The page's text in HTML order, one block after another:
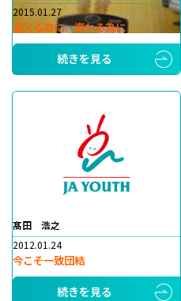
2015.01.27
変える為に、変わる為に
続きを見る
髙田 浩之
2012.01.24
今こそ一致団結
続きを見る